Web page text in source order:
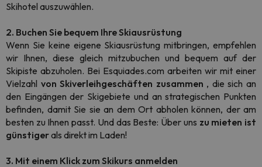
Skihotel auszuwählen.
2. Buchen Sie bequem Ihre Skiausrüstung
Wenn Sie keine eigene Skiausrüstung mitbringen, empfehlen
wir Ihnen, diese gleich mitzubuchen und bequem auf der
Skipiste abzuholen. Bei Esquiades.com arbeiten wir mit einer
Vielzahl von Skiverleihgeschäften zusammen , die sich an
den Eingängen der Skigebiete und an strategischen Punkten
befinden, damit Sie sie an dem Ort abholen können, der am
besten zu Ihnen passt. Und das Beste: Über uns zu mieten ist
günstigerals direkt im Laden!
3. Mit einem Klick zum Skikurs anmelden